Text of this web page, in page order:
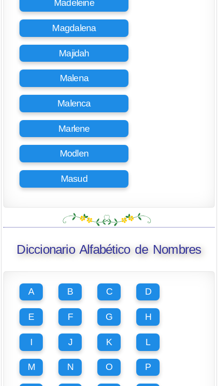
Madeleine
Magdalena
Majidah
Malena
Malenca
Marlene
Modlen
Masud
Diccionario Alfabético de Nombres
A B C D
E F G H
I J K L
M N O P